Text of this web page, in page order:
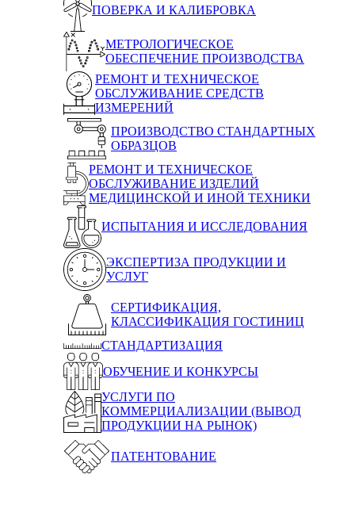
ПОВЕРКА И КАЛИБРОВКА
МЕТРОЛОГИЧЕСКОЕ
ОБЕСПЕЧЕНИЕ ПРОИЗВОДСТВА
РЕМОНТ И ТЕХНИЧЕСКОЕ
ОБСЛУЖИВАНИЕ СРЕДСТВ
ИЗМЕРЕНИЙ
ПРОИЗВОДСТВО СТАНДАРТНЫХ
ОБРАЗЦОВ
РЕМОНТ И ТЕХНИЧЕСКОЕ
ОБСЛУЖИВАНИЕ ИЗДЕЛИЙ
МЕДИЦИНСКОЙ И ИНОЙ ТЕХНИКИ
ИСПЫТАНИЯ И ИССЛЕДОВАНИЯ
ЭКСПЕРТИЗА ПРОДУКЦИИ И
УСЛУГ
СЕРТИФИКАЦИЯ,
КЛАССИФИКАЦИЯ ГОСТИНИЦ
СТАНДАРТИЗАЦИЯ
ОБУЧЕНИЕ И КОНКУРСЫ
УСЛУГИ ПО
КОММЕРЦИАЛИЗАЦИИ (ВЫВОД
ПРОДУКЦИИ НА РЫНОК)
ПАТЕНТОВАНИЕ